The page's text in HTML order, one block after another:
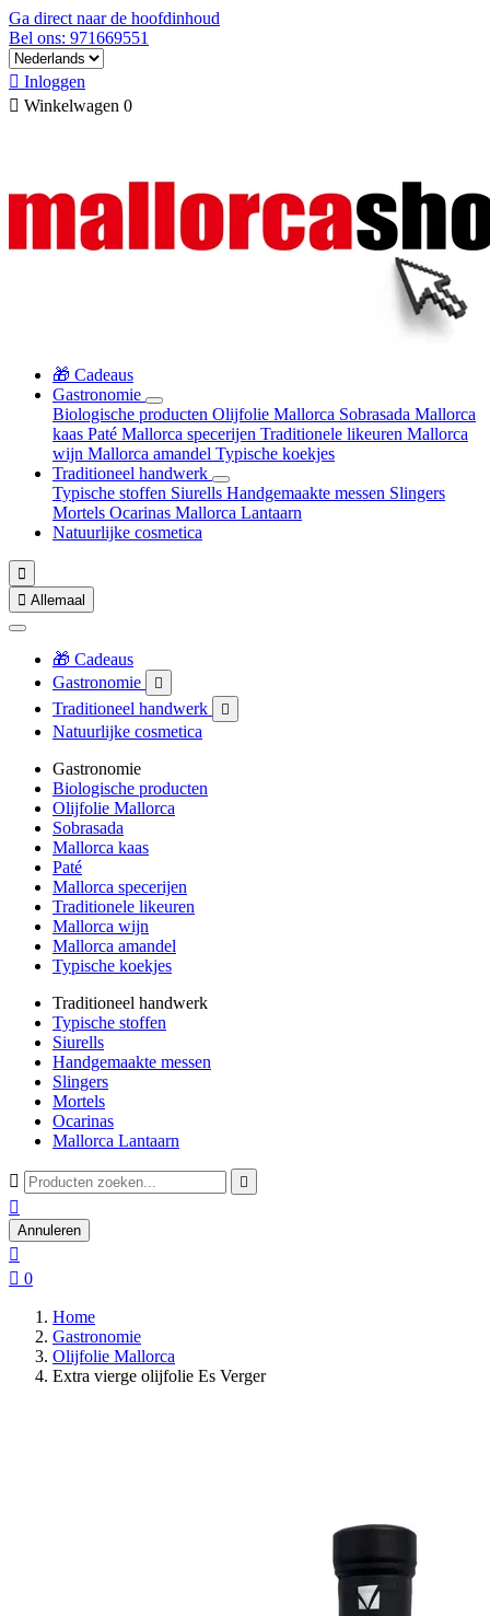
Ga direct naar de hoofdinhoud
Bel ons: 971669551
 Inloggen
 Winkelwagen 0
🎁 Cadeaus
Gastronomie
Biologische producten Olijfolie Mallorca Sobrasada Mallorca
kaas Paté Mallorca specerijen Traditionele likeuren Mallorca
wijn Mallorca amandel Typische koekjes
Traditioneel handwerk
Typische stoffen Siurells Handgemaakte messen Slingers
Mortels Ocarinas Mallorca Lantaarn
Natuurlijke cosmetica

 Allemaal
🎁 Cadeaus
Gastronomie

Traditioneel handwerk 
Natuurlijke cosmetica
Gastronomie
Biologische producten
Olijfolie Mallorca
Sobrasada
Mallorca kaas
Paté
Mallorca specerijen
Traditionele likeuren
Mallorca wijn
Mallorca amandel
Typische koekjes
Traditioneel handwerk
Typische stoffen
Siurells
Handgemaakte messen
Slingers
Mortels
Ocarinas
Mallorca Lantaarn
 

Annuleren

 0
Home
Gastronomie
Olijfolie Mallorca
Extra vierge olijfolie Es Verger